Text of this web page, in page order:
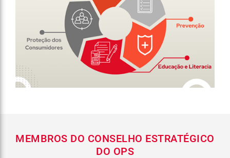
MEMBROS DO CONSELHO ESTRATÉGICO
DO OPS